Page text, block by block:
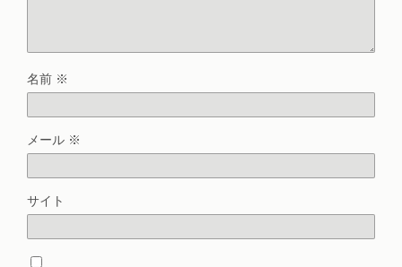
名前 ※
メール ※
サイト